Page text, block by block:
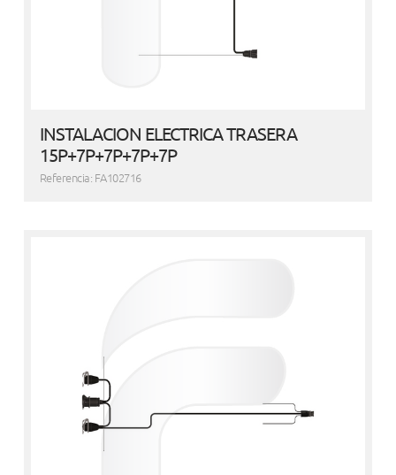
INSTALACION ELECTRICA TRASERA
15P+7P+7P+7P+7P
Referencia: FA102716